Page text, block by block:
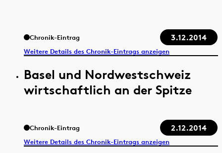
Chronik-Eintrag 3.12.2014
Weitere Details des Chronik-Eintrags anzeigen
Basel und Nordwestschweiz
wirtschaftlich an der Spitze
Chronik-Eintrag 2.12.2014
Weitere Details des Chronik-Eintrags anzeigen